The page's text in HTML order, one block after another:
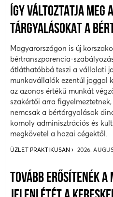
ÍGY VÁLTOZTATJA MEG
TÁRGYALÁSOKAT A
Magyarországon is új
bértranszparencia-
átláthatóbbá teszi a vállalati
munkavállalók ezentúl joggal
az azonos értékű munkát
szakértői arra
nemcsak a bértárgyalások
komoly adminisztrációs és
megkövetel a hazai cégektől.
ÜZLET PRAKTIKUSAN 2026.
TOVÁBB ERŐSÍTENÉK